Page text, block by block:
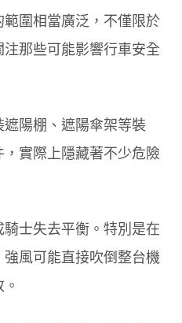
圍相當廣泛，不僅限於
那些可能影響行車安全
陽棚、遮陽傘架等裝
實際上隱藏著不少危險
士失去平衡。特別是在
風可能直接吹倒整台機